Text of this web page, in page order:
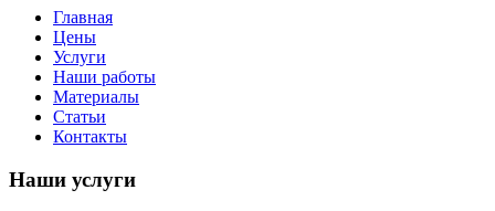
Главная
Цены
Услуги
Наши работы
Материалы
Статьи
Контакты
Наши услуги